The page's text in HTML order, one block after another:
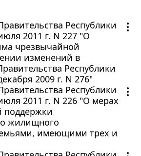
Республики
2011 г. N 227 "О
чрезвычайной
изменений в
Республики
2009 г. N 276"
Республики
2011 г. N 226 "О мерах
поддержки
жилищного
имеющими трех и